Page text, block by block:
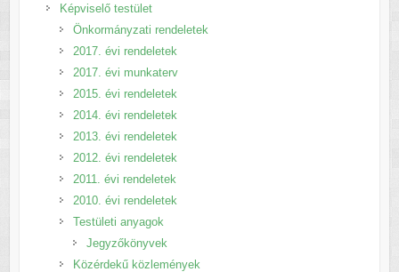
Képviselő testület
Önkormányzati rendeletek
2017. évi rendeletek
2017. évi munkaterv
2015. évi rendeletek
2014. évi rendeletek
2013. évi rendeletek
2012. évi rendeletek
2011. évi rendeletek
2010. évi rendeletek
Testületi anyagok
Jegyzőkönyvek
Közérdekű közlemények